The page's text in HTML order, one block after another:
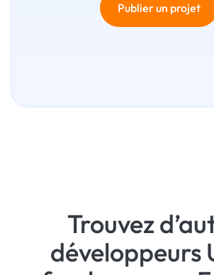
Publier un projet
Trouvez
développeurs